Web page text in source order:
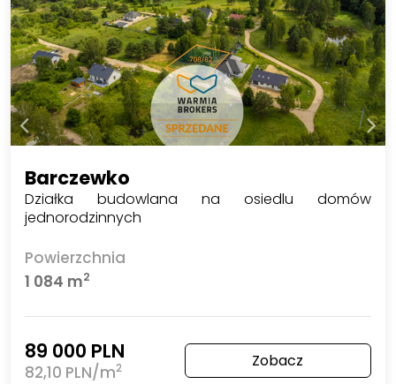
Barczewko
Działka budowlana na osiedlu domów
jednorodzinnych
Powierzchnia
1 084 m2
89 000 PLN
82,10 PLN/m2 Zobacz